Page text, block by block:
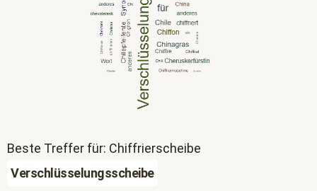
Beste Treffer für: Chiffrierscheibe
Verschlüsselungsscheibe